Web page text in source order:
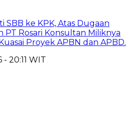
SBB ke KPK, Atas Dugaan
PT Rosari Konsultan Miliknya
Proyek APBN dan APBD.
20:11 WIT